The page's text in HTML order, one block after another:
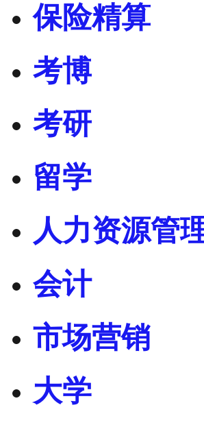
保险精算
考博
考研
留学
人力资源管
会计
市场营销
大学